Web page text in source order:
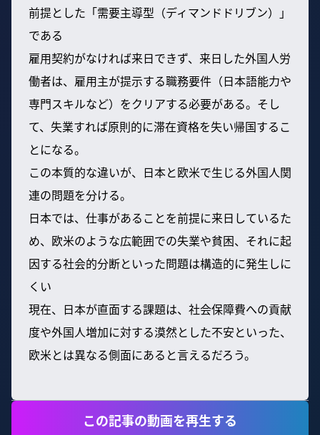
前提とした「需要主導型（ディマンドドリブン）」
である
雇用契約がなければ来日できず、来日した外国人労
働者は、雇用主が提示する職務要件（日本語能力や
専門スキルなど）をクリアする必要がある。そし
て、失業すれば原則的に滞在資格を失い帰国するこ
とになる。
この本質的な違いが、日本と欧米で生じる外国人関
連の問題を分ける。
日本では、仕事があることを前提に来日しているた
め、欧米のような広範囲での失業や貧困、それに起
因する社会的分断といった問題は構造的に発生しに
くい
現在、日本が直面する課題は、社会保障費への貢献
度や外国人増加に対する漠然とした不安といった、
欧米とは異なる側面にあると言えるだろう。
この記事の動画を再生する